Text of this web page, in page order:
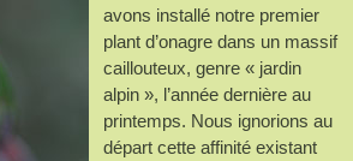
avons installé notre premier
plant d’onagre dans un massif
caillouteux, genre « jardin
alpin », l’année dernière au
printemps. Nous ignorions au
départ cette affinité existant